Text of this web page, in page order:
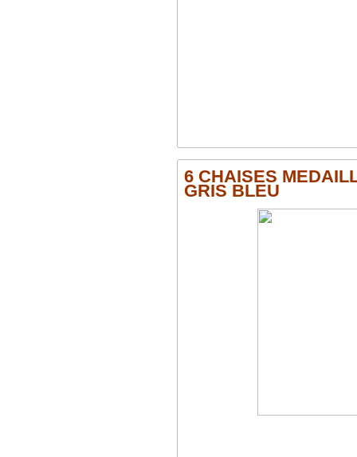
6 CHAISES
GRIS BLEU